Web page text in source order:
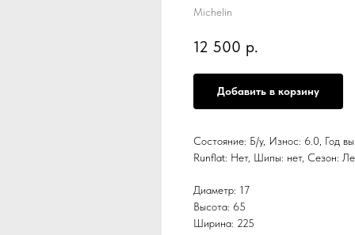
Michelin
12 500 р.
Добавить в корзину
Состояние: Б/у, Износ: 6.0, Год
Runflat: Нет, Шипы: нет,
Диаметр: 17
Высота: 65
Ширина: 225